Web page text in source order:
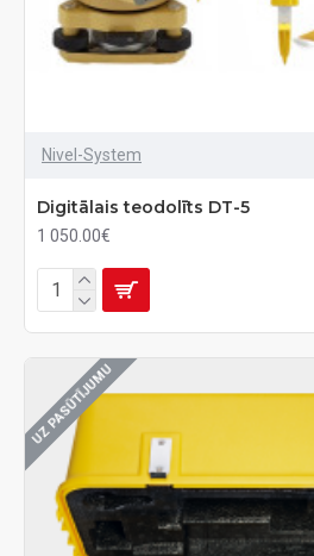
Nivel-System
Digitālais teodolīts DT-5
1 050.00€
UZ PASŪTĪJUMU